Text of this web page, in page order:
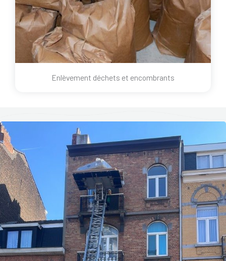
Enlèvement déchets et encombrants